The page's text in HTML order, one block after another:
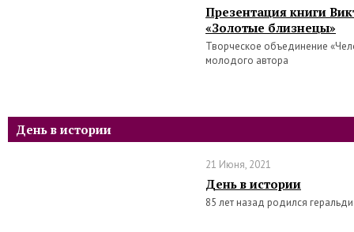
Презентация книги
«Золотые близнецы»
Творческое объединение
молодого автора
День в истории
21 Июня, 2021
День в истории
85 лет назад родился